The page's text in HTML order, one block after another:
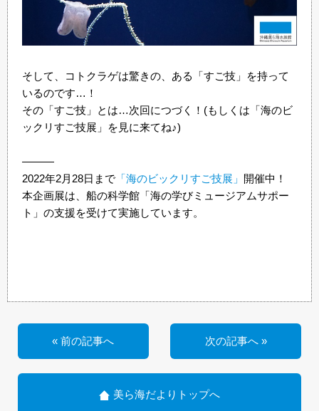
そして、コトクラゲは驚きの、ある「すご技」を持って
いるのです…！
その「すご技」とは…次回につづく！(もしくは「海のビ
ックリすご技展」を見に来てね♪)
―――
2022年2月28日まで 「海のビックリすご技展」 開催中！
本企画展は、船の科学館「海の学びミュージアムサポー
ト」の支援を受けて実施しています。
« 前の記事へ 次の記事へ »
美ら海だよりトップへ